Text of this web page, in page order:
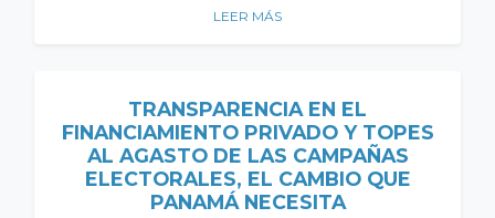
LEER MÁS
TRANSPARENCIA EN EL
FINANCIAMIENTO PRIVADO Y TOPES
AL AGASTO DE LAS CAMPAÑAS
ELECTORALES, EL CAMBIO QUE
PANAMÁ NECESITA